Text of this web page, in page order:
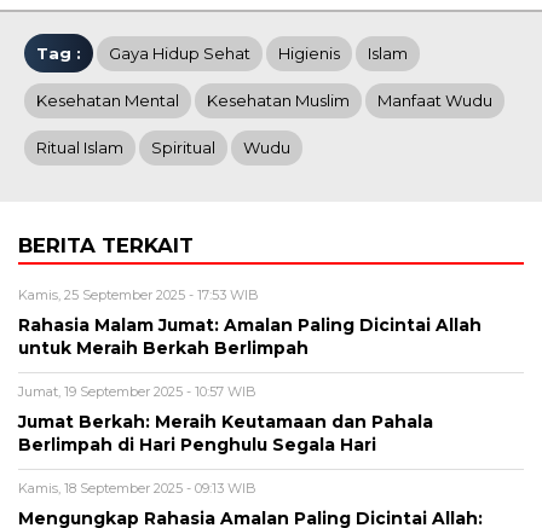
Tag : Gaya Hidup Sehat Higienis Islam
Kesehatan Mental Kesehatan Muslim Manfaat Wudu
Ritual Islam Spiritual Wudu
BERITA TERKAIT
Kamis, 25 September 2025 - 17:53 WIB
Rahasia Malam Jumat: Amalan Paling Dicintai Allah
untuk Meraih Berkah Berlimpah
Jumat, 19 September 2025 - 10:57 WIB
Jumat Berkah: Meraih Keutamaan dan Pahala
Berlimpah di Hari Penghulu Segala Hari
Kamis, 18 September 2025 - 09:13 WIB
Mengungkap Rahasia Amalan Paling Dicintai Allah: